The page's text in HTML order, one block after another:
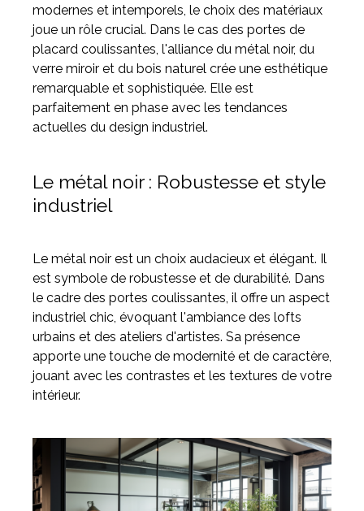
modernes et intemporels, le choix des matériaux
joue un rôle crucial. Dans le cas des portes de
placard coulissantes, l'alliance du métal noir, du
verre miroir et du bois naturel crée une esthétique
remarquable et sophistiquée. Elle est
parfaitement en phase avec les tendances
actuelles du design industriel.
Le métal noir : Robustesse et style
industriel
Le métal noir est un choix audacieux et élégant. Il
est symbole de robustesse et de durabilité. Dans
le cadre des portes coulissantes, il offre un aspect
industriel chic, évoquant l'ambiance des lofts
urbains et des ateliers d'artistes. Sa présence
apporte une touche de modernité et de caractère,
jouant avec les contrastes et les textures de votre
intérieur.